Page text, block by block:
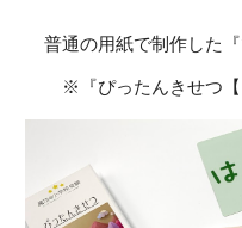
普通の用紙で制作した
※『ぴったんきせつ